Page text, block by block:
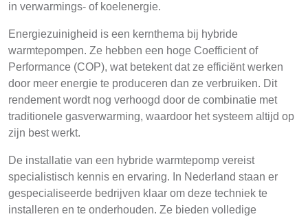
in verwarmings- of koelenergie.
Energiezuinigheid is een kernthema bij hybride
warmtepompen. Ze hebben een hoge Coefficient of
Performance (COP), wat betekent dat ze efficiënt werken
door meer energie te produceren dan ze verbruiken. Dit
rendement wordt nog verhoogd door de combinatie met
traditionele gasverwarming, waardoor het systeem altijd op
zijn best werkt.
De installatie van een hybride warmtepomp vereist
specialistisch kennis en ervaring. In Nederland staan er
gespecialiseerde bedrijven klaar om deze techniek te
installeren en te onderhouden. Ze bieden volledige